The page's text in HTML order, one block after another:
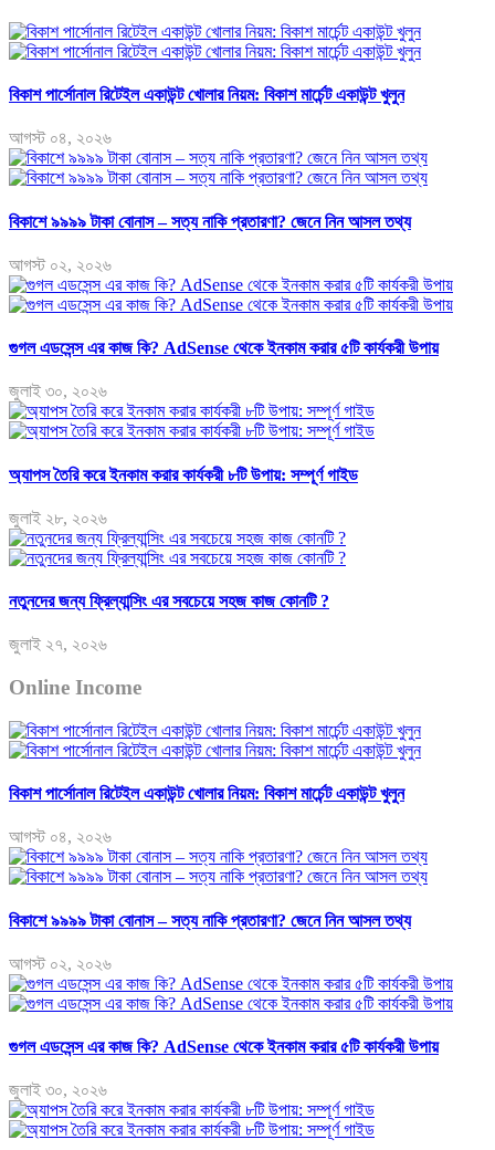
বিকাশ পার্সোনাল রিটেইল একাউন্ট খোলার নিয়ম: বিকাশ মার্চেন্ট একাউন্ট খুলুন
আগস্ট ০৪, ২০২৬
বিকাশে ৯৯৯৯ টাকা বোনাস – সত্য নাকি প্রতারণা? জেনে নিন আসল তথ্য
আগস্ট ০২, ২০২৬
গুগল এডসেন্স এর কাজ কি? AdSense থেকে ইনকাম করার ৫টি কার্যকরী উপায়
জুলাই ৩০, ২০২৬
অ্যাপস তৈরি করে ইনকাম করার কার্যকরী ৮টি উপায়: সম্পূর্ণ গাইড
জুলাই ২৮, ২০২৬
নতুনদের জন্য ফ্রিল্যান্সিং এর সবচেয়ে সহজ কাজ কোনটি ?
জুলাই ২৭, ২০২৬
Online Income
বিকাশ পার্সোনাল রিটেইল একাউন্ট খোলার নিয়ম: বিকাশ মার্চেন্ট একাউন্ট খুলুন
আগস্ট ০৪, ২০২৬
বিকাশে ৯৯৯৯ টাকা বোনাস – সত্য নাকি প্রতারণা? জেনে নিন আসল তথ্য
আগস্ট ০২, ২০২৬
গুগল এডসেন্স এর কাজ কি? AdSense থেকে ইনকাম করার ৫টি কার্যকরী উপায়
জুলাই ৩০, ২০২৬